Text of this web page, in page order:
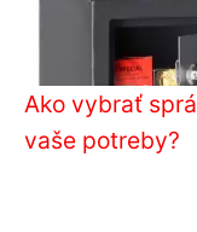
Ako vybrať
vaše potreby?